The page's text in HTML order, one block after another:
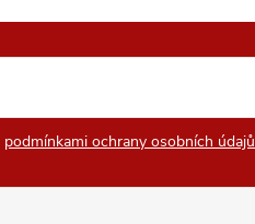
podmínkami ochrany osobních údajů